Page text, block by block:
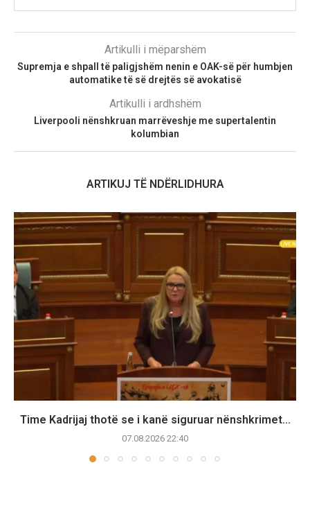
Artikulli i mëparshëm
Supremja e shpall të paligjshëm nenin e OAK-së për humbjen
automatike të së drejtës së avokatisë
Artikulli i ardhshëm
Liverpooli nënshkruan marrëveshje me supertalentin
kolumbian
ARTIKUJ TË NDËRLIDHURA
Time Kadrijaj thotë se i kanë siguruar nënshkrimet...
07.08.2026 22:40